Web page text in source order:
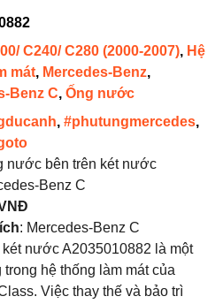
C240/ C280 (2000-2007), Hệ
mát, Mercedes-Benz,
Benz C, Ống nước
, #phutungmercedes,
nước bên trên két nước
Benz C
: Mercedes-Benz C
nước A2035010882 là một
trong hệ thống làm mát của
Việc thay thế và bảo trì